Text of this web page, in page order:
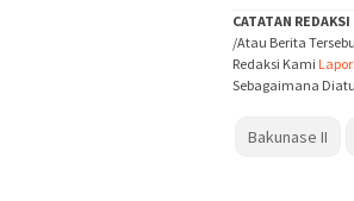
CATATAN REDAKSI
/Atau Berita
Redaksi Kami
Sebagaimana
Bakunase II